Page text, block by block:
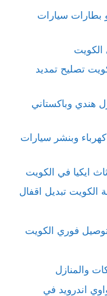
بطارات سيارات
تصليح تمديد
هندي وباكستاني
وبنشر سيارات
ايكيا في الكويت
الكويت تبديل اقفال
فوري الكويت
والمنازل
اندرويد في